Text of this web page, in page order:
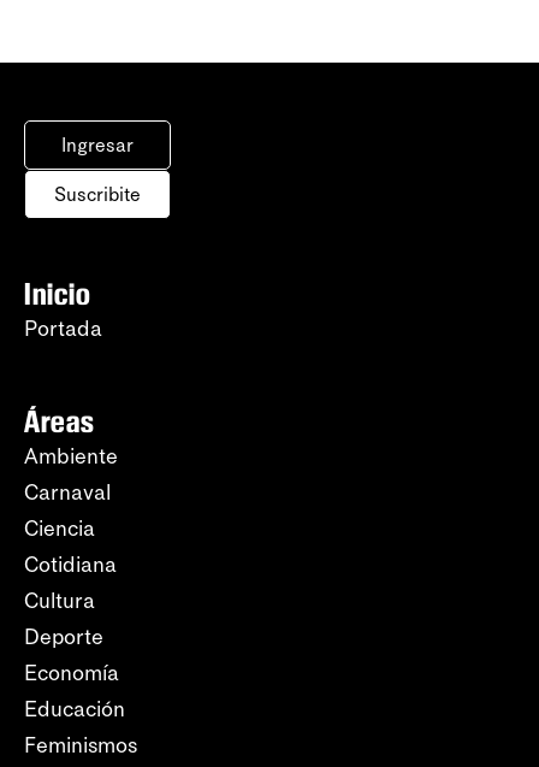
Ingresar
Suscribite
Inicio
Portada
Áreas
Ambiente
Carnaval
Ciencia
Cotidiana
Cultura
Deporte
Economía
Educación
Feminismos